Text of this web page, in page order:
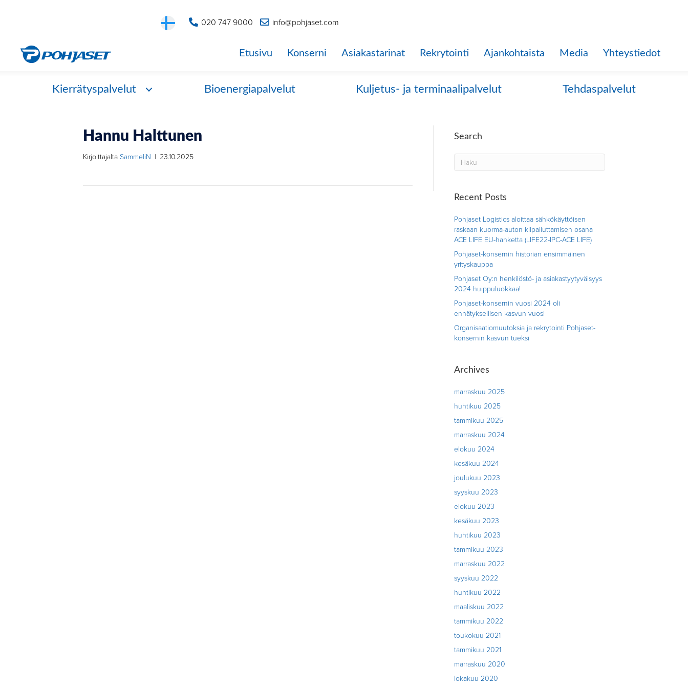
020 747 9000 info@pohjaset.com
Etusivu Konserni Asiakastarinat Rekrytointi Ajankohtaista Media Yhteystiedot
Kierrätyspalvelut Bioenergiapalvelut Kuljetus- ja terminaalipalvelut Tehdaspalvelut
Hannu Halttunen
Kirjoittajalta SammeliN | 23.10.2025
Search
Recent Posts
Pohjaset Logistics aloittaa sähkökäyttöisen
raskaan kuorma-auton kilpailuttamisen osana
ACE LIFE EU-hanketta (LIFE22-IPC-ACE LIFE)
Pohjaset-konsernin historian ensimmäinen
yrityskauppa
Pohjaset Oy:n henkilöstö- ja asiakastyytyväisyys
2024 huippuluokkaa!
Pohjaset-konsernin vuosi 2024 oli
ennätyksellisen kasvun vuosi
Organisaatiomuutoksia ja rekrytointi Pohjaset-
konsernin kasvun tueksi
Archives
marraskuu 2025
huhtikuu 2025
tammikuu 2025
marraskuu 2024
elokuu 2024
kesäkuu 2024
joulukuu 2023
syyskuu 2023
elokuu 2023
kesäkuu 2023
huhtikuu 2023
tammikuu 2023
marraskuu 2022
syyskuu 2022
huhtikuu 2022
maaliskuu 2022
tammikuu 2022
toukokuu 2021
tammikuu 2021
marraskuu 2020
lokakuu 2020